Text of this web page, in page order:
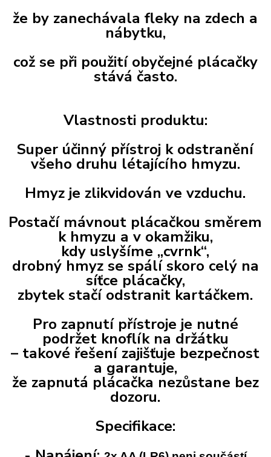
že by zanechávala fleky na zdech a
nábytku,
což se při použití obyčejné plácačky
stává často.
Vlastnosti produktu:
Super účinný přístroj k odstranění
všeho druhu létajícího hmyzu.
Hmyz je zlikvidován ve vzduchu.
Postačí mávnout plácačkou směrem
k hmyzu a v okamžiku,
kdy uslyšíme „cvrnk“,
drobný hmyz se spálí skoro celý na
síťce plácačky,
zbytek stačí odstranit kartáčkem.
Pro zapnutí přístroje je nutné
podržet knoflík na držátku
– takové řešení zajišťuje bezpečnost
a garantuje,
že zapnutá plácačka nezůstane bez
dozoru.
Specifikace: